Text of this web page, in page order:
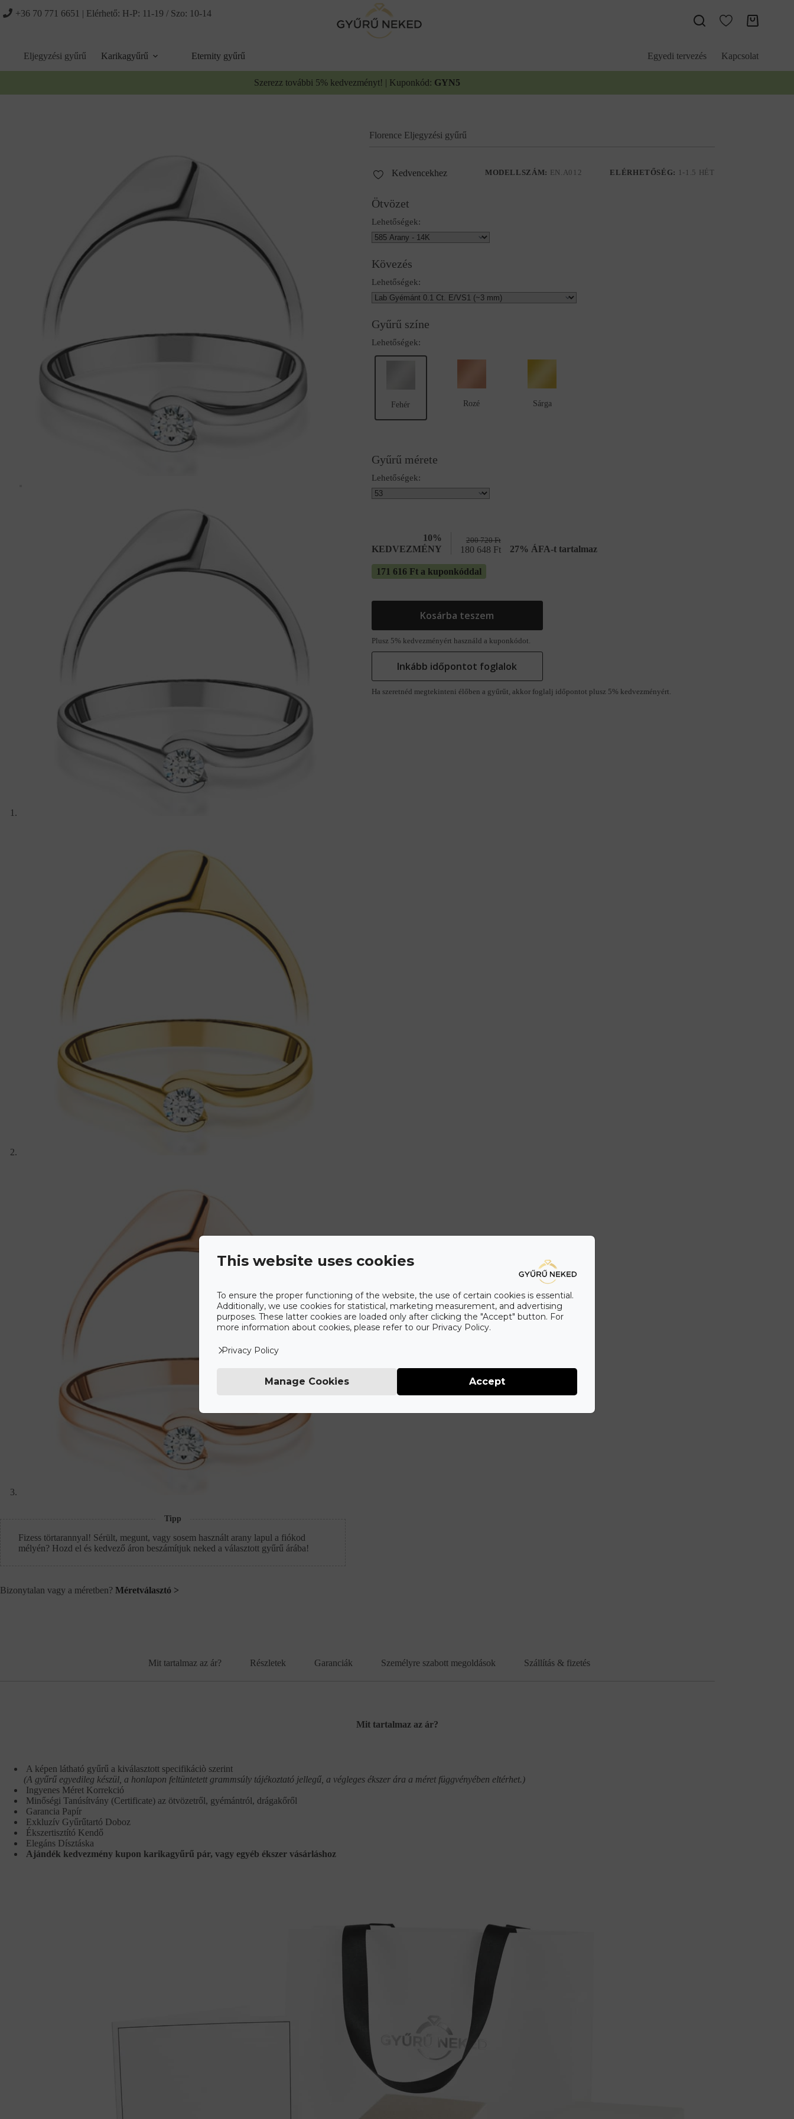
a
+36 70 771 6651 | Elérhető: H-P: 11-19 / Szo: 10-14
Kosár
Eljegyzési gyűrű Karikagyűrű Eternity gyűrű Egyedi tervezés Kapcsolat
Szerezz további 5% kedvezményt! | Kuponkód: GYN5
Tipp
Fizess törtarannyal! Sérült, megunt, vagy sosem használt arany lapul a fiókod
mélyén? Hozd el és kedvező áron beszámítjuk neked a választott gyűrű árába!
Bizonytalan vagy a méretben? Méretválasztó >
Florence Eljegyzési gyűrű
MODELLSZÁM: EN.A012 ELÉRHETŐSÉG: 1-1.5 HÉT
Kedvencekhez
Ötvözet
Lehetőségek:
Kövezés
Lehetőségek:
Gyűrű színe
Lehetőségek:
Fehér Rozé Sárga
Gyűrű mérete
Lehetőségek:
10%
KEDVEZMÉNY
200 720Ft
180 648 Ft 27% ÁFA-t tartalmaz
171 616 Ft a kuponkóddal
Kosárba teszem
Plusz 5% kedvezményért használd a kuponkódot.
Inkább időpontot foglalok
Ha szeretnéd megtekinteni élőben a gyűrűt, akkor foglalj időpontot plusz 5% kedvezményért.
Mit tartalmaz az ár? Részletek Garanciák Személyre szabott megoldások Szállítás & fizetés
Mit tartalmaz az ár?
A képen látható gyűrű a kiválasztott specifikáciò szerint
(A gyűrű egyedileg készül, a honlapon feltüntetett grammsúly tájékoztató jellegű, a végleges ékszer ára a méret függvényében eltérhet.)
Ingyenes Méret Korrekció
Minőségi Tanúsítvány (Certificate) az ötvözetről, gyémántról, drágakőről
Garancia Papír
Exkluzív Gyűrűtartó Doboz
Ékszertisztító Kendő
Elegáns Dísztáska
Ajándék kedvezmény kupon karikagyűrű pár, vagy egyéb ékszer vásárláshoz
This website uses cookies
To ensure the proper functioning of the website, the use of certain cookies is essential.
Additionally, we use cookies for statistical, marketing measurement, and advertising
purposes. These latter cookies are loaded only after clicking the "Accept" button. For
more information about cookies, please refer to our Privacy Policy.
Privacy Policy
Manage Cookies Accept